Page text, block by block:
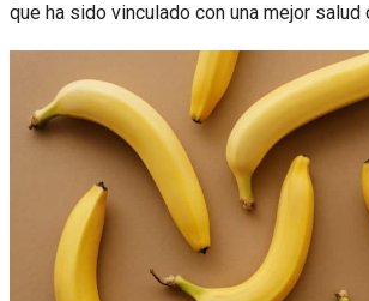
que ha sido vinculado con una mejor salud